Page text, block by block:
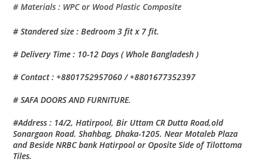
# Materials : WPC or Wood Plastic Composite
# Standered size : Bedroom 3 fit x 7 fit.
# Delivery Time : 10-12 Days ( Whole Bangladesh )
# Contact : +8801752957060 / +8801677352397
# SAFA DOORS AND FURNITURE.
#Address : 14/2, Hatirpool, Bir Uttam CR Dutta Road,old
Sonargaon Road. Shahbag, Dhaka-1205. Near Motaleb Plaza
and Beside NRBC bank Hatirpool or Oposite Side of Tilottoma
Tiles.